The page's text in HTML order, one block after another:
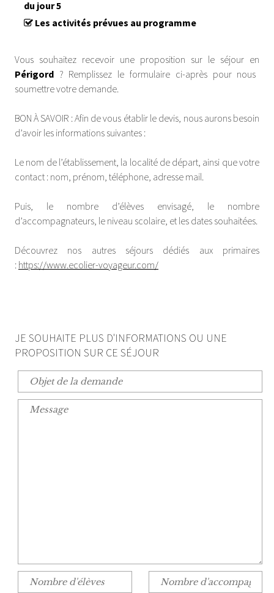
du jour 5
Les activités prévues au programme
Vous souhaitez recevoir une proposition sur le séjour en
Périgord? Remplissez le formulaire ci-après pour nous
soumettre votre demande.
BON À SAVOIR : Afin de vous établir le devis, nous aurons besoin
d’avoir les informations suivantes :
Le nom de l’établissement, la localité de départ, ainsi que votre
contact : nom, prénom, téléphone, adresse mail.
Puis, le nombre d’élèves envisagé, le nombre
d’accompagnateurs, le niveau scolaire, et les dates souhaitées.
Découvrez nos autres séjours dédiés aux primaires
: https://www.ecolier-voyageur.com/
JE SOUHAITE PLUS D'INFORMATIONS OU UNE
PROPOSITION SUR CE SÉJOUR